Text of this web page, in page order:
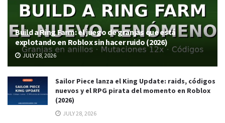
Build a Ring Farm: el juego de granjas que está
explotando en Roblox sin hacer ruido (2026)
JULY 28, 2026
Sailor Piece lanza el King Update: raids, códigos
nuevos y el RPG pirata del momento en Roblox
(2026)
JULY 28, 2026